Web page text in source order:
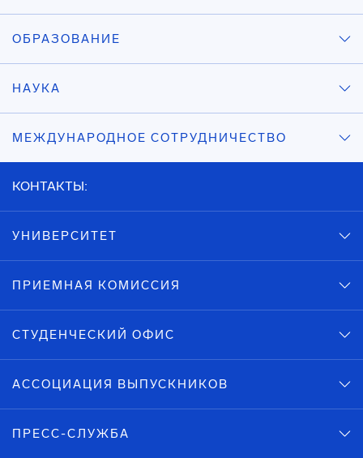
ОБРАЗОВАНИЕ
НАУКА
МЕЖДУНАРОДНОЕ СОТРУДНИЧЕСТВО
КОНТАКТЫ:
УНИВЕРСИТЕТ
ПРИЕМНАЯ КОМИССИЯ
СТУДЕНЧЕСКИЙ ОФИС
АССОЦИАЦИЯ ВЫПУСКНИКОВ
ПРЕСС-СЛУЖБА